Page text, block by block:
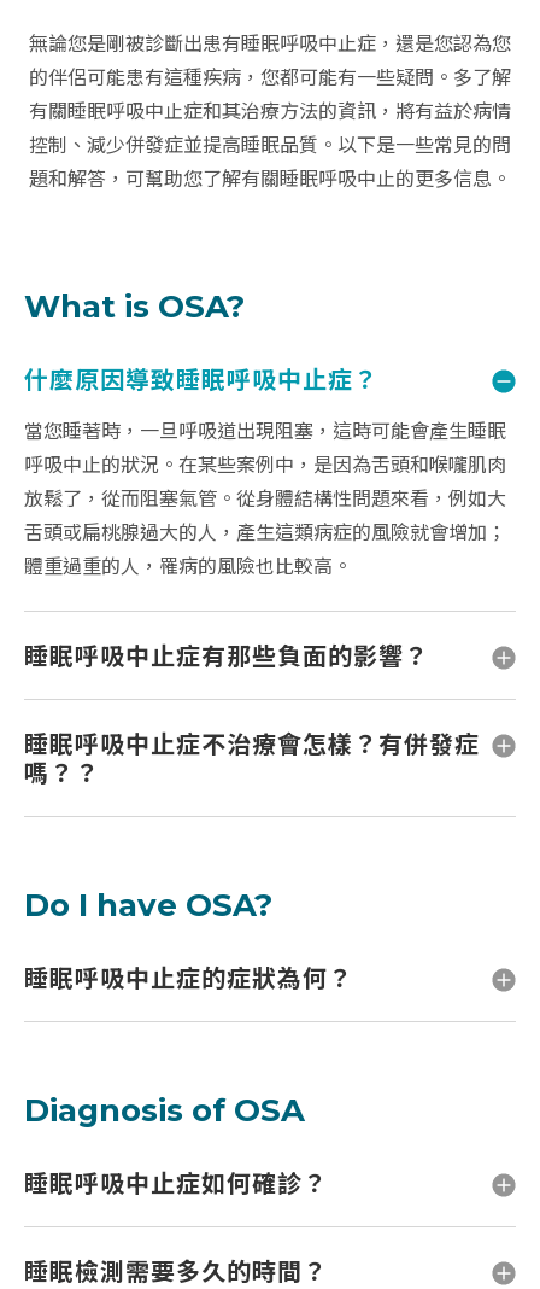
無論您是剛被診斷出患有睡眠呼吸中止症，還是您認為您
的伴侶可能患有這種疾病，您都可能有一些疑問。多了解
有關睡眠呼吸中止症和其治療方法的資訊，將有益於病情
控制、減少併發症並提高睡眠品質。以下是一些常見的問
題和解答，可幫助您了解有關睡眠呼吸中止的更多信息。
What is OSA?
什麼原因導致睡眠呼吸中止症？
當您睡著時，一旦呼吸道出現阻塞，這時可能會產生睡眠
呼吸中止的狀況。在某些案例中，是因為舌頭和喉嚨肌肉
放鬆了，從而阻塞氣管。從身體結構性問題來看，例如大
舌頭或扁桃腺過大的人，產生這類病症的風險就會增加；
體重過重的人，罹病的風險也比較高。
睡眠呼吸中止症有那些負面的影響？
睡眠呼吸中止症不治療會怎樣？有併發症
嗎？？
Do I have OSA?
睡眠呼吸中止症的症狀為何？
Diagnosis of OSA
睡眠呼吸中止症如何確診？
睡眠檢測需要多久的時間？